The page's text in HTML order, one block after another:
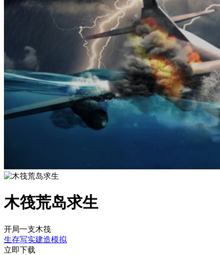
木筏荒岛求生
开局一支木筏
生存写实建造模拟
立即下载